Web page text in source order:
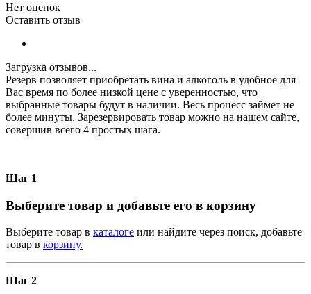
Нет оценок
Оставить отзыв
Загрузка отзывов...
Резерв позволяет приобретать вина и алкоголь в удобное для
Вас время по более низкой цене с уверенностью, что
выбранные товары будут в наличии. Весь процесс займет не
более минуты. Зарезервировать товар можно на нашем сайте,
совершив всего 4 простых шага.
Шаг 1
Выберите товар и добавьте его в корзину
Выберите товар в каталоге или найдите через поиск, добавьте
товар в корзину.
Шаг 2